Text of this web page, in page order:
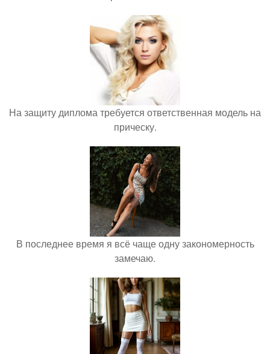
На защиту диплома требуется ответственная модель на
прическу.
В последнее время я всё чаще одну закономерность
замечаю.